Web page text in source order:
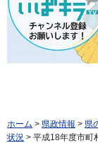
ホーム > 県政情報 > 県
状況 > 平成18年度市町